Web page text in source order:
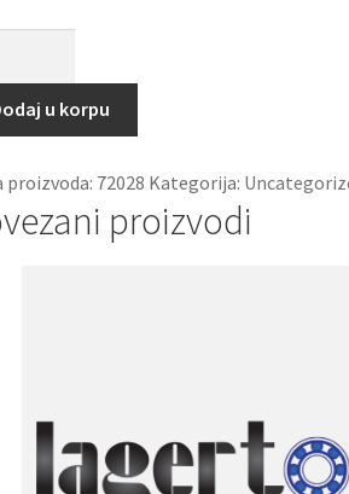
u korpu
proizvoda: 72028 Kategorija:
proizvodi